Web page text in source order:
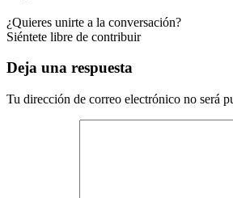
¿Quieres unirte a la conversación?
Siéntete libre de contribuir
Deja una respuesta
Tu dirección de correo electrónico no será